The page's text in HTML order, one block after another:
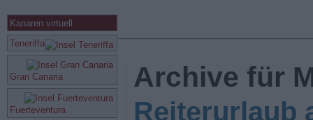
Kanaren virtuell
Teneriffa
Gran Canaria
Fuerteventura
Archive für
Reiterurlaub